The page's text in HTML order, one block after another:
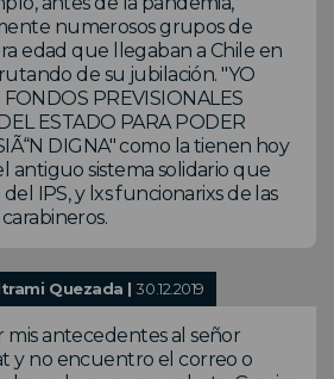
numerosos grupos de
edad que llegaban a Chile en
de su jubilación. "YO
PREVISIONALES
ESTADO PARA PODER
DIGNA" como la tienen hoy
antiguo sistema solidario que
IPS, y lxs funcionarixs de las
Quezada |30.12.2019
mis antecedentes al señor
y no encuentro el correo o